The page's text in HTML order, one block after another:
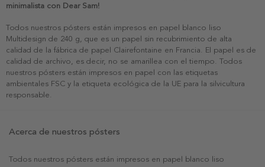
minimalista con Dear Sam!
Todos nuestros pósters están impresos en papel blanco liso
Multidesign de 240 g, que es un papel sin recubrimiento de alta
calidad de la fábrica de papel Clairefontaine en Francia. El papel es de
calidad de archivo, es decir, no se amarillea con el tiempo. Todos
nuestros pósters están impresos en papel con las etiquetas
ambientales FSC y la etiqueta ecológica de la UE para la silvicultura
responsable.
Acerca de nuestros pósters
Todos nuestros pósters están impresos en papel blanco liso